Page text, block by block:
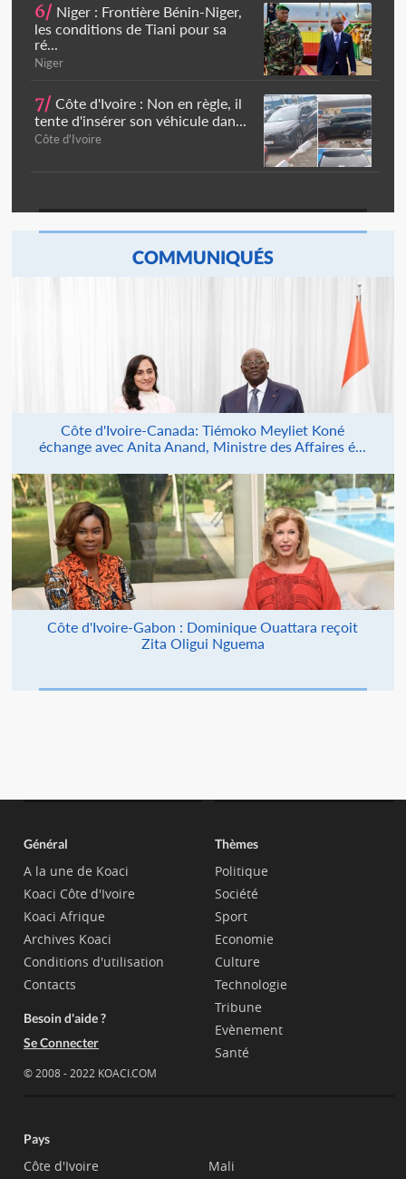
6/ Niger : Frontière Bénin-Niger,
les conditions de Tiani pour sa
ré...
Niger
7/ Côte d'Ivoire : Non en règle, il
tente d'insérer son véhicule dan...
Côte d'Ivoire
COMMUNIQUÉS
Côte d'Ivoire-Canada: Tiémoko Meyliet Koné
échange avec Anita Anand, Ministre des Affaires é...
Côte d'Ivoire-Gabon : Dominique Ouattara reçoit
Zita Oligui Nguema
Général
A la une de Koaci
Koaci Côte d'Ivoire
Koaci Afrique
Archives Koaci
Conditions d'utilisation
Contacts
Besoin d'aide ?
Se Connecter
© 2008 - 2022 KOACI.COM
Thèmes
Politique
Société
Sport
Economie
Culture
Technologie
Tribune
Evènement
Santé
Pays
Côte d'Ivoire
Mali